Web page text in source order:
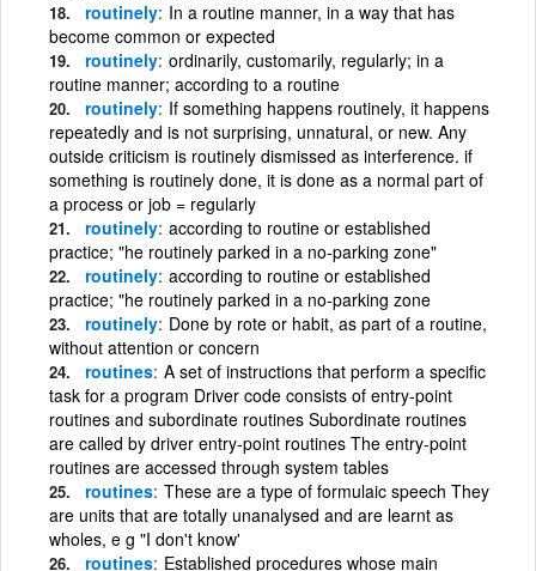
routinely In a routine manner, in a way that has
become common or expected
routinely ordinarily, customarily, regularly; in a
routine manner; according to a routine
routinely If something happens routinely, it happens
repeatedly and is not surprising, unnatural, or new. Any
outside criticism is routinely dismissed as interference. if
something is routinely done, it is done as a normal part of
a process or job = regularly
routinely according to routine or established
practice; "he routinely parked in a no-parking zone"
routinely according to routine or established
practice; "he routinely parked in a no-parking zone
routinely Done by rote or habit, as part of a routine,
without attention or concern
routines A set of instructions that perform a specific
task for a program Driver code consists of entry-point
routines and subordinate routines Subordinate routines
are called by driver entry-point routines The entry-point
routines are accessed through system tables
routines These are a type of formulaic speech They
are units that are totally unanalysed and are learnt as
wholes, e g "I don't know'
routines Established procedures whose main